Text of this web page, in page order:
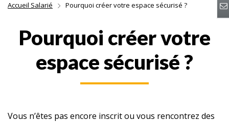
Accueil Salarié Pourquoi créer votre espace sécurisé ?
Pourquoi créer votre
espace sécurisé ?
Vous n’êtes pas encore inscrit ou vous rencontrez des